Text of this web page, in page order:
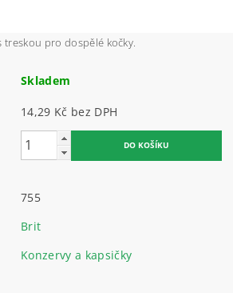
pro dospělé kočky.
Skladem
14,29 Kč bez DPH
755
Brit
Konzervy a kapsičky